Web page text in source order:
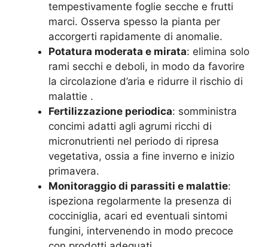
tempestivamente foglie secche e frutti
marci. Osserva spesso la pianta per
accorgerti rapidamente di anomalie.
Potatura moderata e mirata: elimina solo
rami secchi e deboli, in modo da favorire
la circolazione d’aria e ridurre il rischio di
malattie .
Fertilizzazione periodica: somministra
concimi adatti agli agrumi ricchi di
micronutrienti nel periodo di ripresa
vegetativa, ossia a fine inverno e inizio
primavera.
Monitoraggio di parassiti e malattie:
ispeziona regolarmente la presenza di
cocciniglia, acari ed eventuali sintomi
fungini, intervenendo in modo precoce